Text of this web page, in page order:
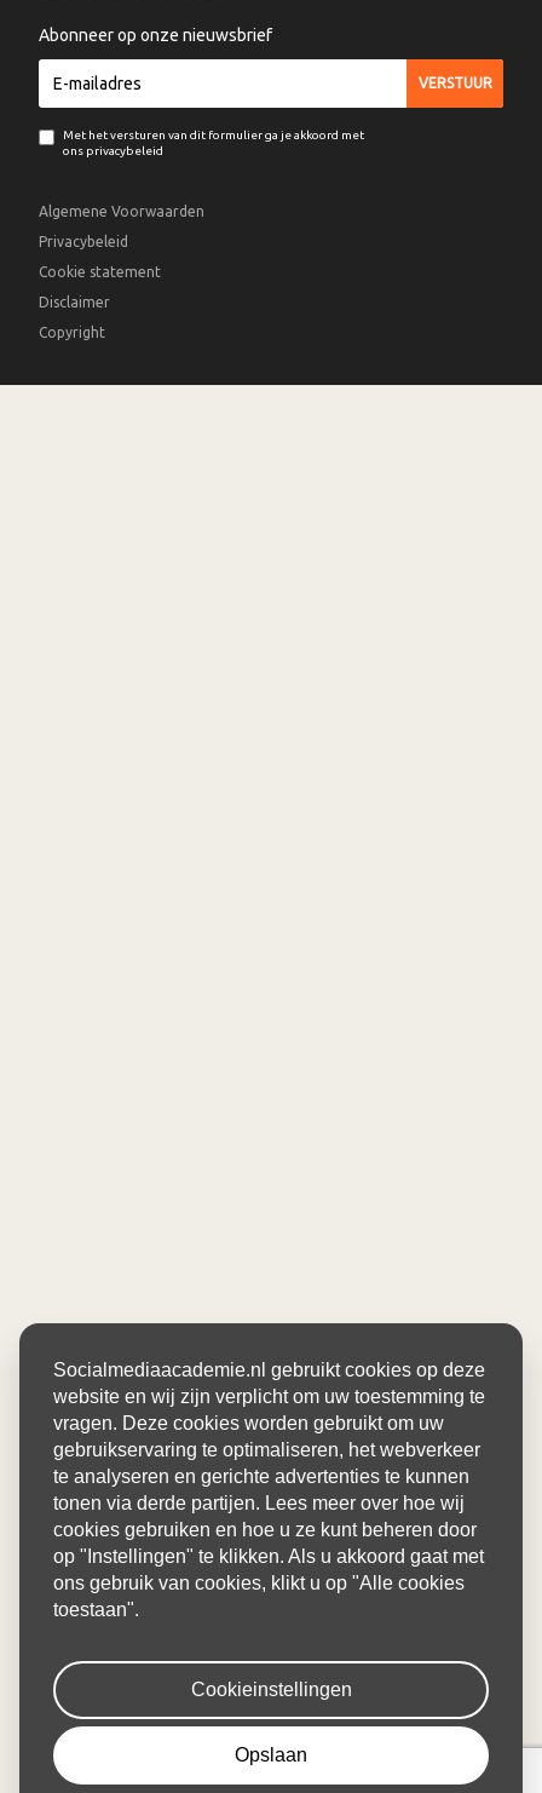
Abonneer op onze nieuwsbrief
Met het versturen van dit formulier ga je akkoord met
ons privacybeleid
Algemene Voorwaarden
Privacybeleid
Cookie statement
Disclaimer
Copyright
Socialmediaacademie.nl gebruikt cookies op deze
website en wij zijn verplicht om uw toestemming te
vragen. Deze cookies worden gebruikt om uw
gebruikservaring te optimaliseren, het webverkeer
te analyseren en gerichte advertenties te kunnen
tonen via derde partijen. Lees meer over hoe wij
cookies gebruiken en hoe u ze kunt beheren door
op "Instellingen" te klikken. Als u akkoord gaat met
ons gebruik van cookies, klikt u op "Alle cookies
toestaan".
Cookieinstellingen
Opslaan